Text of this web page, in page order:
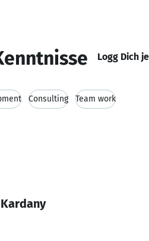
Logg Dich
Consulting Team work